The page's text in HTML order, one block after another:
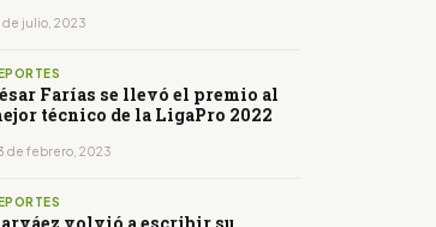
de julio, 2023
Farías se llevó el premio al
técnico de la LigaPro 2022
de febrero, 2023